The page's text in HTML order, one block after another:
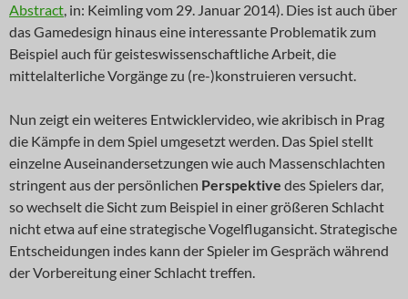
Abstract, in: Keimling vom 29. Januar 2014). Dies ist auch über
das Gamedesign hinaus eine interessante Problematik zum
Beispiel auch für geisteswissenschaftliche Arbeit, die
mittelalterliche Vorgänge zu (re-)konstruieren versucht.
Nun zeigt ein weiteres Entwicklervideo, wie akribisch in Prag
die Kämpfe in dem Spiel umgesetzt werden. Das Spiel stellt
einzelne Auseinandersetzungen wie auch Massenschlachten
stringent aus der persönlichen Perspektive des Spielers dar,
so wechselt die Sicht zum Beispiel in einer größeren Schlacht
nicht etwa auf eine strategische Vogelflugansicht. Strategische
Entscheidungen indes kann der Spieler im Gespräch während
der Vorbereitung einer Schlacht treffen.